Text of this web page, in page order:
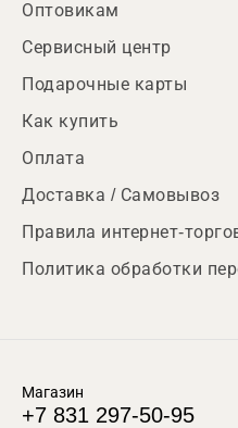
Оптовикам
Сервисный центр
Подарочные карты
Как купить
Оплата
Доставка / Самовывоз
Правила интернет-
Политика обработки
Магазин
+7 831 297-50-95